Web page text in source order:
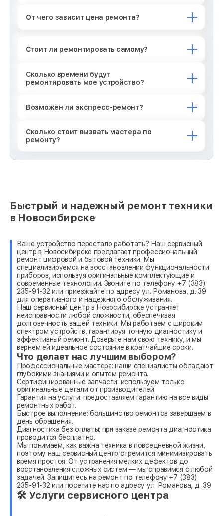
От чего зависит цена ремонта?
Стоит ли ремонтировать самому?
Сколько времени будут
ремонтировать мое устройство?
Возможен ли экспресс-ремонт?
Сколько стоит вызвать мастера по
ремонту?
Быстрый и надежный ремонт техники
в Новосибирске
Ваше устройство перестало работать? Наш сервисный
центр в Новосибирске предлагает профессиональный
ремонт цифровой и бытовой техники. Мы
специализируемся на восстановлении функциональности
приборов, используя оригинальные комплектующие и
современные технологии. Звоните по телефону +7 (383)
235-91-32 или приезжайте по адресу ул. Романова, д. 39
для оперативного и надежного обслуживания.
Наш сервисный центр в Новосибирске устраняет
неисправности любой сложности, обеспечивая
долговечность вашей техники. Мы работаем с широким
спектром устройств, гарантируя точную диагностику и
эффективный ремонт. Доверьте нам свою технику, и мы
вернем ей идеальное состояние в кратчайшие сроки.
Что делает нас лучшим выбором?
Профессиональные мастера: наши специалисты обладают
глубокими знаниями и опытом ремонта.
Сертифицированные запчасти: используем только
оригинальные детали от производителей.
Гарантия на услуги: предоставляем гарантию на все виды
ремонтных работ.
Быстрое выполнение: большинство ремонтов завершаем в
день обращения.
Диагностика без оплаты: при заказе ремонта диагностика
проводится бесплатно.
Мы понимаем, как важна техника в повседневной жизни,
поэтому наш сервисный центр стремится минимизировать
время простоя. От устранения мелких дефектов до
восстановления сложных систем — мы справимся с любой
задачей. Запишитесь на ремонт по телефону +7 (383)
235-91-32 или посетите нас по адресу ул. Романова, д. 39.
🛠 Услуги сервисного центра